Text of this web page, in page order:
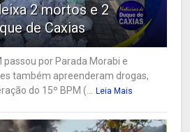
2 mortos e 2
de Caxias
passou por Parada Morabi e
também apreenderam drogas,
do 15º BPM (...
Leia Mais